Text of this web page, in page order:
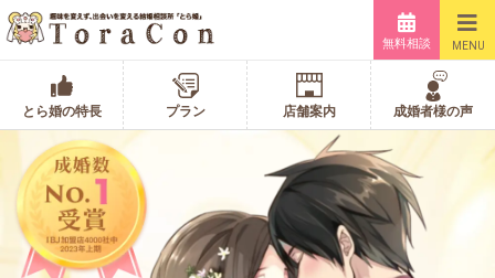
無料相談 MENU
とら婚の特長 プラン 店舗案内 成婚者様の声